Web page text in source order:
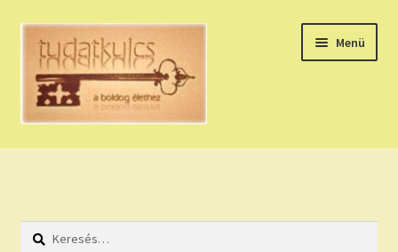
Ugrás
navigációhoz
Kilépés
tartalomba
Menü
HÚZZ EGY KÁRTYÁT!
HOLDNAPTÁR
Keresés: